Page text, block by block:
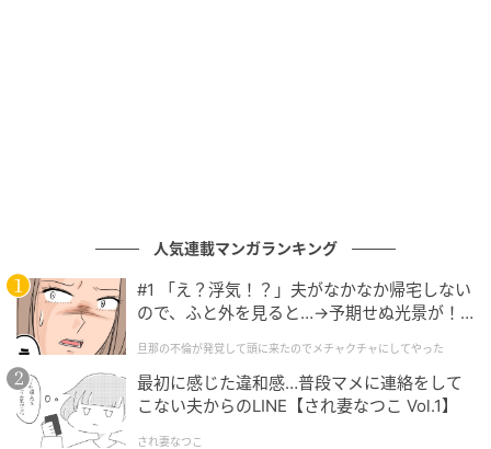
人気連載マンガランキング
#1 「え？浮気！？」夫がなかなか帰宅しない
ので、ふと外を見ると…→予期せぬ光景が！
クチャにしてやった
旦那の不倫が発覚して頭に来たのでメチャクチャにしてやった
最初に感じた違和感…普段マメに連絡をして
こない夫からのLINE【され妻なつこ Vol.1】
され妻なつこ